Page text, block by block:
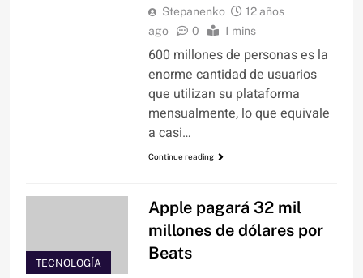
Stepanenko
12 años
ago
0 1 mins
600 millones de personas es la
enorme cantidad de usuarios
que utilizan su plataforma
mensualmente, lo que equivale
a casi…
Continue reading
TECNOLOGÍA
Apple pagará 32 mil
millones de dólares por
Beats